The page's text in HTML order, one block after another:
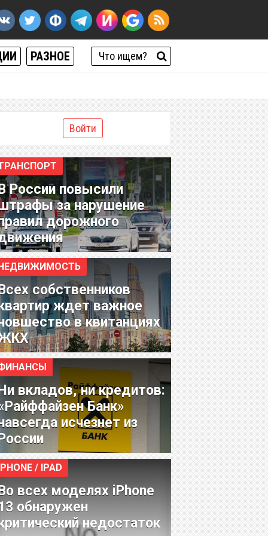
РАЗНОЕ
Войти
России повысили
за нарушение
дорожного
Всех собственников
ждет важное
в квитанциях
Ни вкладов, ни кредитов:
Банк»
исчезнет из
России
/ IPAD
Во всех моделях iPhone
обнаружен
недостаток